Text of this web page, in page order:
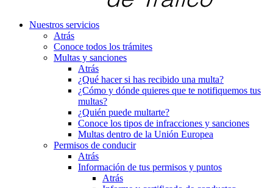
Nuestros servicios
Atrás
Conoce todos los trámites
Multas y sanciones
Atrás
¿Qué hacer si has recibido una multa?
¿Cómo y dónde quieres que te notifiquemos tus
multas?
¿Quién puede multarte?
Conoce los tipos de infracciones y sanciones
Multas dentro de la Unión Europea
Permisos de conducir
Atrás
Información de tus permisos y puntos
Atrás